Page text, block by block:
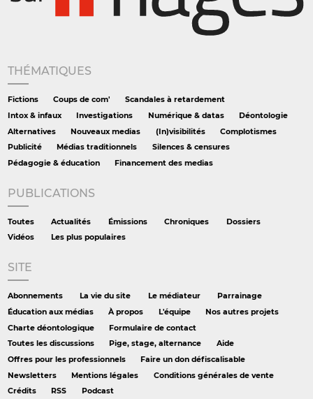
THÉMATIQUES
Fictions Coups de com'
Scandales à retardement
Intox & infaux
Investigations Numérique & datas
Déontologie
Alternatives
Nouveaux medias (In)visibilités
Complotismes
Publicité
Médias traditionnels
Silences & censures
Pédagogie & éducation
Financement des medias
PUBLICATIONS
Toutes Actualités Émissions Chroniques
Dossiers
Vidéos
Les plus populaires
SITE
Abonnements La vie du site Le médiateur
Parrainage
Éducation aux médias
À propos L'équipe
Nos autres projets
Charte déontologique
Formulaire de contact
Toutes les discussions
Pige, stage, alternance
Aide
Offres pour les professionnels
Faire un don défiscalisable
Newsletters
Mentions légales
Conditions générales de vente
Crédits
RSS Podcast